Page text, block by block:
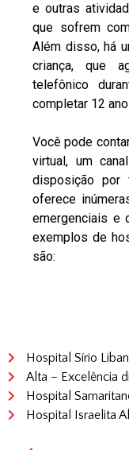
e outras
que sofrem
Além disso, há
criança, que
telefônico
completar 12
Você pode
virtual, um
disposição por
oferece
emergenciais e
exemplos de
são:
Hospital Sírio
Alta – Excelência
Hospital
Hospital Israelita